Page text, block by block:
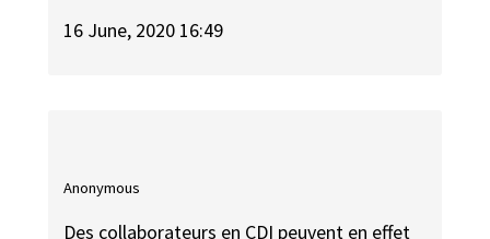
16 June, 2020 16:49
Anonymous
Des collaborateurs en CDI peuvent en effet